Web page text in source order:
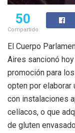
50
Compartido
El Cuerpo
Aires sancionó
promoción para
opten por elaborar
con instalaciones
celíacos, o que
de gluten